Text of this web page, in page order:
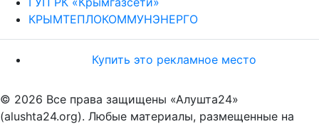
КРЫМТЕПЛОКОММУНЭНЕРГО
Купить это рекламное место
© 2026 Все права защищены «Алушта24»
(alushta24.org). Любые материалы, размещенные на